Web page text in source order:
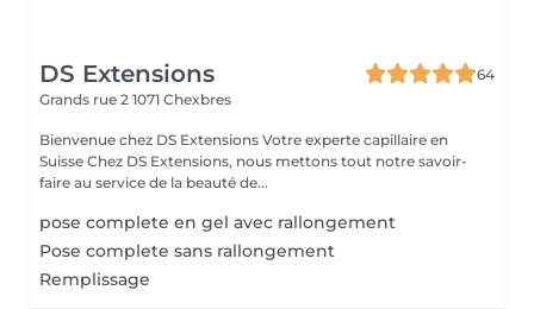
DS Extensions
64
Grands rue 2 1071 Chexbres
Bienvenue chez DS Extensions Votre experte capillaire en
Suisse Chez DS Extensions, nous mettons tout notre savoir-
faire au service de la beauté de...
pose complete en gel avec rallongement
Pose complete sans rallongement
Remplissage